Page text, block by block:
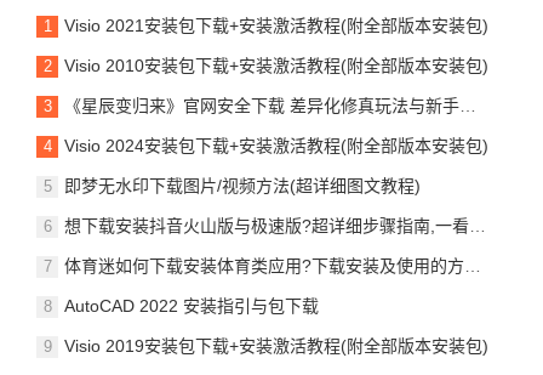
Visio 2021安装包下载+安装激活教程(附全部版本安装包)
Visio 2010安装包下载+安装激活教程(附全部版本安装包)
《星辰变归来》官网安全下载 差异化修真玩法与新手开荒全解析
Visio 2024安装包下载+安装激活教程(附全部版本安装包)
即梦无水印下载图片/视频方法(超详细图文教程)
想下载安装抖音火山版与极速版?超详细步骤指南,一看就会轻松搞定!
体育迷如何下载安装体育类应用?下载安装及使用的方法和步骤!
AutoCAD 2022 安装指引与包下载
Visio 2019安装包下载+安装激活教程(附全部版本安装包)